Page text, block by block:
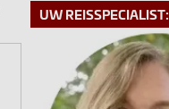
UW REISSPECIALIST: